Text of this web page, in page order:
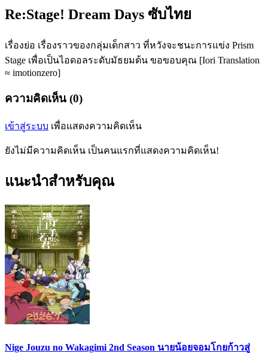
Re:Stage! Dream Days ซับไทย
เรื่องย่อ เรื่องราวของกลุ่มเด็กสาว ที่หวังจะชนะการแข่ง Prism
Stage เพื่อเป็นไอดอลระดับมัธยมต้น ขอขอบคุณ [Iori Translation
≈ imotionzero]
ความคิดเห็น (0)
เข้าสู่ระบบ เพื่อแสดงความคิดเห็น
ยังไม่มีความคิดเห็น เป็นคนแรกที่แสดงความคิดเห็น!
แนะนำสำหรับคุณ
Nige Jouzu no Wakagimi 2nd Season นายน้อยจอมโกยก้าวสู่